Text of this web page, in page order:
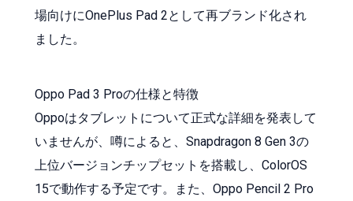
場向けにOnePlus Pad 2として再ブランド化され
ました。
Oppo Pad 3 Proの仕様と特徴
Oppoはタブレットについて正式な詳細を発表して
いませんが、噂によると、Snapdragon 8 Gen 3の
上位バージョンチップセットを搭載し、ColorOS
15で動作する予定です。また、Oppo Pencil 2 Pro